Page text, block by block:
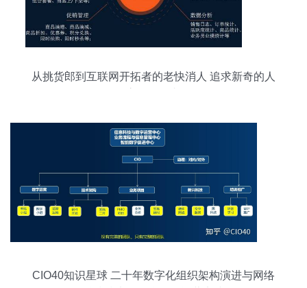
从挑货郎到互联网开拓者的老快消人 追求新奇的人
CIO40知识星球 二十年数字化组织架构演进与网络